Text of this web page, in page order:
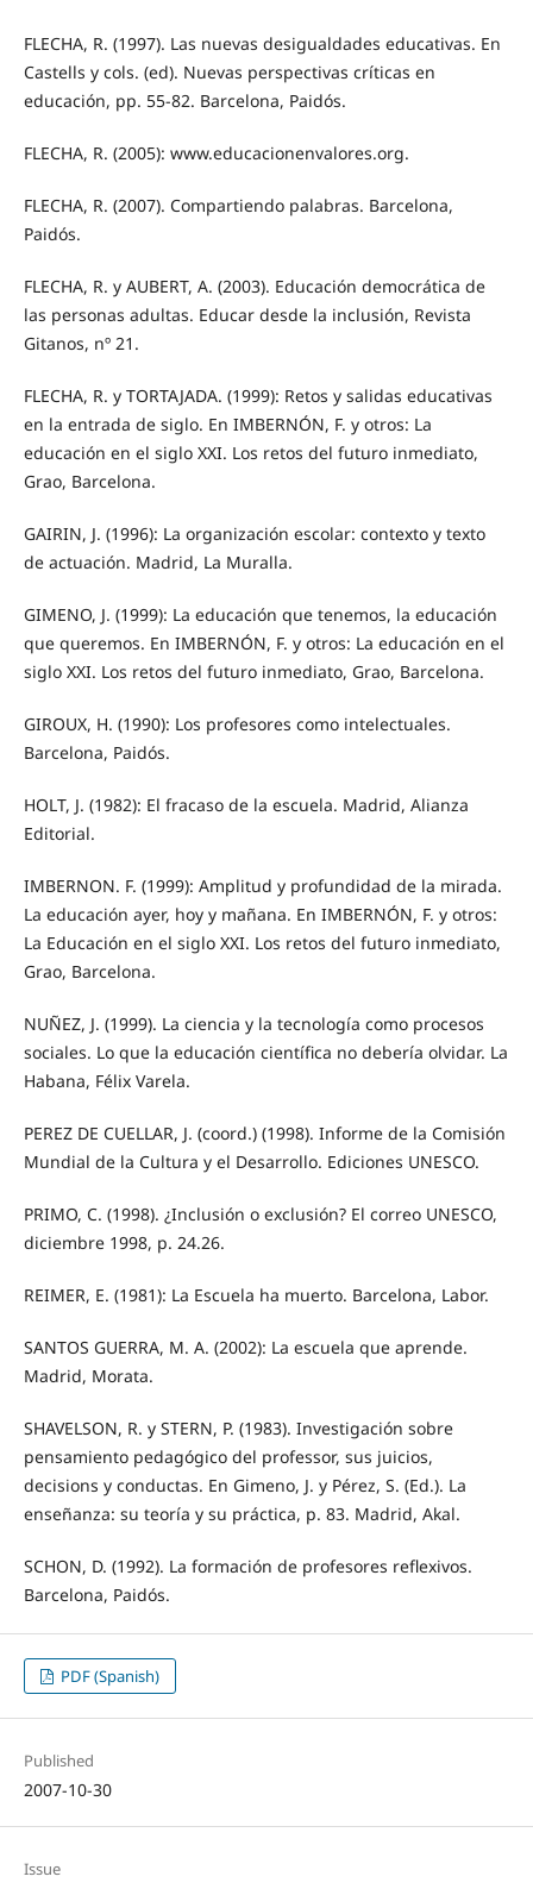
FLECHA, R. (1997). Las nuevas desigualdades educativas. En
Castells y cols. (ed). Nuevas perspectivas críticas en
educación, pp. 55-82. Barcelona, Paidós.
FLECHA, R. (2005): www.educacionenvalores.org.
FLECHA, R. (2007). Compartiendo palabras. Barcelona,
Paidós.
FLECHA, R. y AUBERT, A. (2003). Educación democrática de
las personas adultas. Educar desde la inclusión, Revista
Gitanos, nº 21.
FLECHA, R. y TORTAJADA. (1999): Retos y salidas educativas
en la entrada de siglo. En IMBERNÓN, F. y otros: La
educación en el siglo XXI. Los retos del futuro inmediato,
Grao, Barcelona.
GAIRIN, J. (1996): La organización escolar: contexto y texto
de actuación. Madrid, La Muralla.
GIMENO, J. (1999): La educación que tenemos, la educación
que queremos. En IMBERNÓN, F. y otros: La educación en el
siglo XXI. Los retos del futuro inmediato, Grao, Barcelona.
GIROUX, H. (1990): Los profesores como intelectuales.
Barcelona, Paidós.
HOLT, J. (1982): El fracaso de la escuela. Madrid, Alianza
Editorial.
IMBERNON. F. (1999): Amplitud y profundidad de la mirada.
La educación ayer, hoy y mañana. En IMBERNÓN, F. y otros:
La Educación en el siglo XXI. Los retos del futuro inmediato,
Grao, Barcelona.
NUÑEZ, J. (1999). La ciencia y la tecnología como procesos
sociales. Lo que la educación científica no debería olvidar. La
Habana, Félix Varela.
PEREZ DE CUELLAR, J. (coord.) (1998). Informe de la Comisión
Mundial de la Cultura y el Desarrollo. Ediciones UNESCO.
PRIMO, C. (1998). ¿Inclusión o exclusión? El correo UNESCO,
diciembre 1998, p. 24.26.
REIMER, E. (1981): La Escuela ha muerto. Barcelona, Labor.
SANTOS GUERRA, M. A. (2002): La escuela que aprende.
Madrid, Morata.
SHAVELSON, R. y STERN, P. (1983). Investigación sobre
pensamiento pedagógico del professor, sus juicios,
decisions y conductas. En Gimeno, J. y Pérez, S. (Ed.). La
enseñanza: su teoría y su práctica, p. 83. Madrid, Akal.
SCHON, D. (1992). La formación de profesores reflexivos.
Barcelona, Paidós.
PDF (Spanish)
Published
2007-10-30
Issue